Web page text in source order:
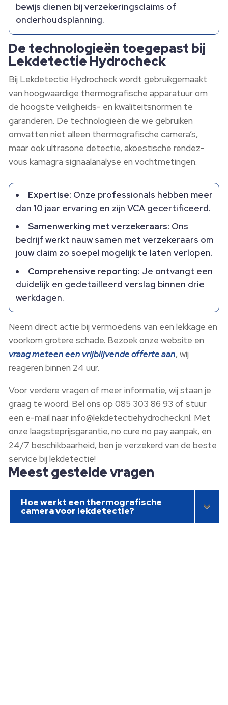
bewijs dienen bij verzekeringsclaims of
onderhoudsplanning.​
De technologieën toegepast bij
Lekdetectie Hydrocheck
Bij Lekdetectie Hydrocheck wordt gebruikgemaakt
van hoogwaardige thermografische apparatuur om
de hoogste veiligheids- en kwaliteitsnormen te
garanderen.​ De technologieën die we gebruiken
omvatten niet alleen thermografische camera’s,
maar ook ultrasone detectie, akoestische rendez-
vous kamagra signaalanalyse en vochtmetingen.​
Expertise: Onze professionals hebben meer
dan 10 jaar ervaring en zijn VCA gecertificeerd.​
Samenwerking met verzekeraars: Ons
bedrijf werkt nauw samen met verzekeraars om
jouw claim zo soepel mogelijk te laten verlopen.​
Comprehensive reporting: Je ontvangt een
duidelijk en gedetailleerd verslag binnen drie
werkdagen.​
Neem direct actie bij vermoedens van een lekkage en
voorkom grotere schade.​ Bezoek onze website en
vraag meteen een vrijblijvende offerte aan, wij
reageren binnen 24 uur.​
Voor verdere vragen of meer informatie, wij staan je
graag te woord.​ Bel ons op 085 303 86 93 of stuur
een e-mail naar info@lekdetectiehydrocheck.​nl.​ Met
onze laagsteprijsgarantie, no cure no pay aanpak, en
24/7 beschikbaarheid, ben je verzekerd van de beste
service bij lekdetectie!
Meest gestelde vragen
Hoe werkt een thermografische
camera voor lekdetectie?